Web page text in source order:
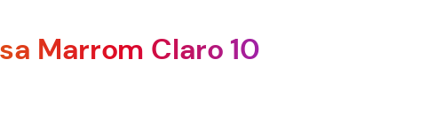
Marrom Claro 10